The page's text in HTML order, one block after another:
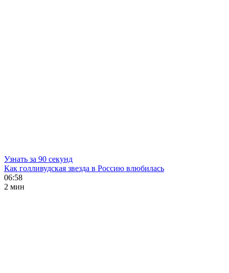
Узнать за 90 секунд
Как голливудская звезда в Россию влюбилась
06:58
2 мин